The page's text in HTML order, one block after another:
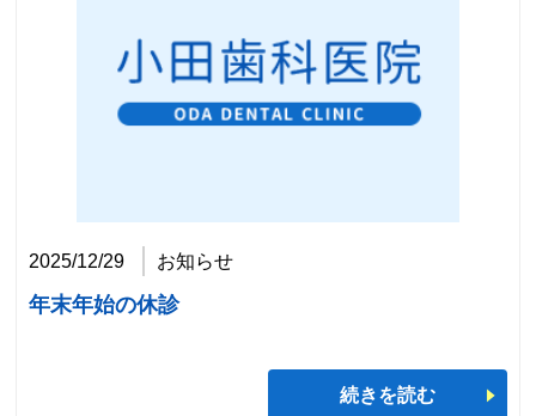
2025/12/29 お知らせ
年末年始の休診
続きを読む